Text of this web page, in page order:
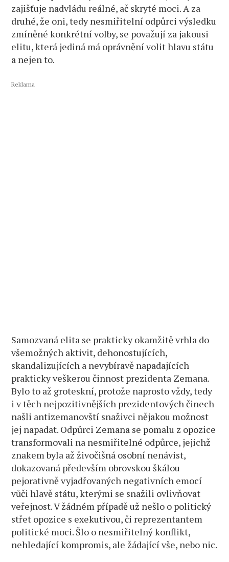
zajišťuje nadvládu reálné, ač skryté moci. A za
druhé, že oni, tedy nesmiřitelní odpůrci výsledku
zmíněné konkrétní volby, se považují za jakousi
elitu, která jediná má oprávnění volit hlavu státu
a nejen to.
Reklama
Samozvaná elita se prakticky okamžitě vrhla do
všemožných aktivit, dehonostujících,
skandalizujících a nevybíravě napadajících
prakticky veškerou činnost prezidenta Zemana.
Bylo to až groteskní, protože naprosto vždy, tedy
i v těch nejpozitivnějších prezidentových činech
našli antizemanovští snaživci nějakou možnost
jej napadat. Odpůrci Zemana se pomalu z opozice
transformovali na nesmiřitelné odpůrce, jejichž
znakem byla až živočišná osobní nenávist,
dokazovaná především obrovskou škálou
pejorativně vyjadřovaných negativních emocí
vůči hlavě státu, kterými se snažili ovlivňovat
veřejnost. V žádném případě už nešlo o politický
střet opozice s exekutivou, či reprezentantem
politické moci. Šlo o nesmiřitelný konflikt,
nehledající kompromis, ale žádající vše, nebo nic.